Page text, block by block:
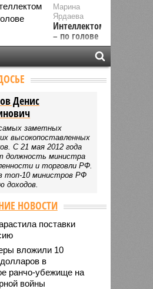
Марина
Ярдаева
Интеллектом
– по голове
Денис
заметных
высокопоставленных
С 21 мая 2012 года
должность министра
и торговли РФ.
топ-10 министров РФ
доходов.
НОВОСТИ
поставки
вложили 10
в
ранчо-убежище на
войны